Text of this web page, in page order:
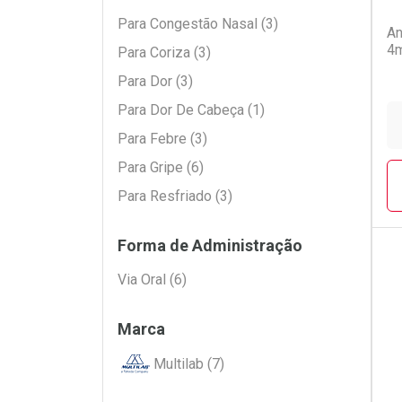
Para Congestão Nasal (3)
Para Coriza (3)
Para Dor (3)
Para Dor De Cabeça (1)
Para Febre (3)
Para Gripe (6)
Para Resfriado (3)
Forma de Administração
Via Oral (6)
Marca
Multilab (7)